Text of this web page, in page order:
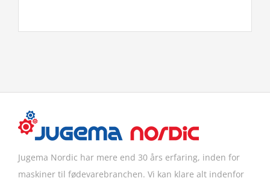
Jugema Nordic har mere end 30 års erfaring, inden for
maskiner til fødevarebranchen. Vi kan klare alt indenfor